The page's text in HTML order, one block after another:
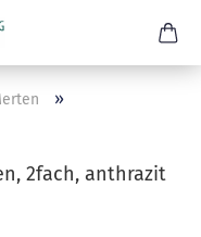
»
2fach, anthrazit